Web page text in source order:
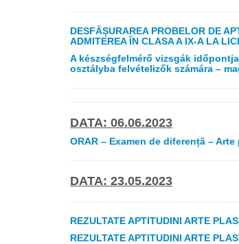
DESFĂȘURAREA PROBELOR DE
ADMITEREA ÎN CLASA A IX-A LA
A készségfelmérő vizsgák időpontja
osztályba felvételizők számára –
DATA: 06.06.2023
ORAR – Examen de diferență –
DATA: 23.05.2023
REZULTATE APTITUDINI ARTE
REZULTATE APTITUDINI ARTE